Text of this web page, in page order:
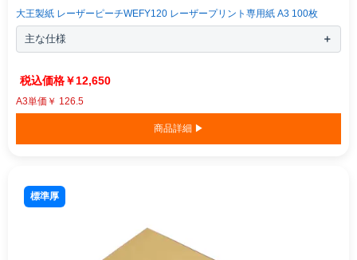
大王製紙 レーザーピーチWEFY120 レーザープリント専用紙 A3 100枚
主な仕様
￥12,650
A3単価￥ 126.5
商品詳細 ▶
標準厚